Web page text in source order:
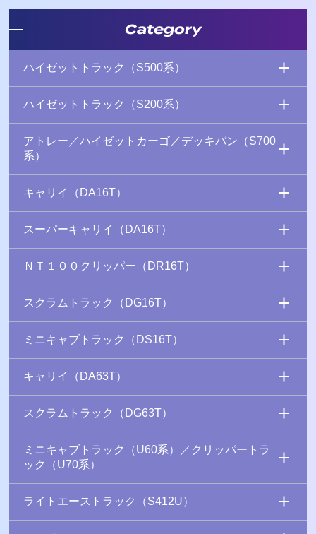
Category
ハイゼットトラック（S500系）
ハイゼットトラック（S200系）
アトレー／ハイゼットカーゴ／デッキバン（S700
系）
キャリイ（DA16T）
スーパーキャリイ（DA16T）
ＮＴ１００クリッパー（DR16T）
スクラムトラック（DG16T）
ミニキャブトラック（DS16T）
キャリイ（DA63T）
スクラムトラック（DG63T）
ミニキャブトラック（U60系）／クリッパートラ
ック（U70系）
ライトエーストラック（S412U）